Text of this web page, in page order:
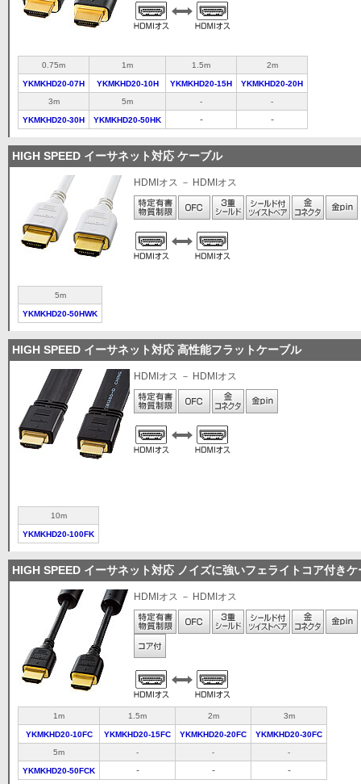
0.75m 1m 1.5m 2m
YKMKHD20-07H YKMKHD20-10H YKMKHD20-15H
YKMKHD20-20H
3m
5m - -
YKMKHD20-30H YKMKHD20-50HK - -
HIGH SPEED イーサネット対応 ケーブル
HDMIオス － HDMIオス
5m
YKMKHD20-50HWK
HIGH SPEED イーサネット対応 高性能フラットケーブル
HDMIオス － HDMIオス
10m
YKMKHD20-100FK
HIGH SPEED イーサネット対応 ノイズに強いフェライトコア付きケ
HDMIオス － HDMIオス
1m 1.5m 2m 3m
YKMKHD20-10FC YKMKHD20-15FC YKMKHD20-20FC
YKMKHD20-30FC
5m
- - -
YKMKHD20-50FCK - - -